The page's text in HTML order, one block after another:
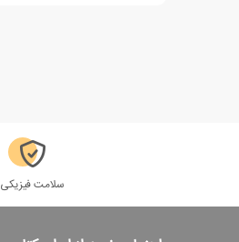
سلامت فیزیکی